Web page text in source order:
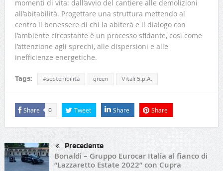
momenti di vita: dall’avvio del cantiere alle demolizioni
all’abitabilità. Progettare una struttura mettendo al
centro il benessere di chi la abiterà e il dialogo con
l’ambiente circostante è un processo sfidante, così come
l’attenzione agli sprechi, alle dispersioni e alle
inefficienze energetiche.
Tags: #sostenibilità green Vitali S.p.A.
Share 0 Tweet Share Share
Precedente
Bonaldi – Gruppo Eurocar Italia al fianco di
“Lazzaretto Estate 2022” con Cupra